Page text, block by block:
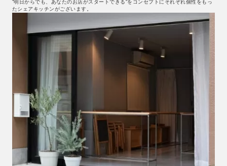
”明日からでも、あなたのお店がスタートできる”をコンセプトにそれぞれ個性をもっ
たシェアキッチンがございます。